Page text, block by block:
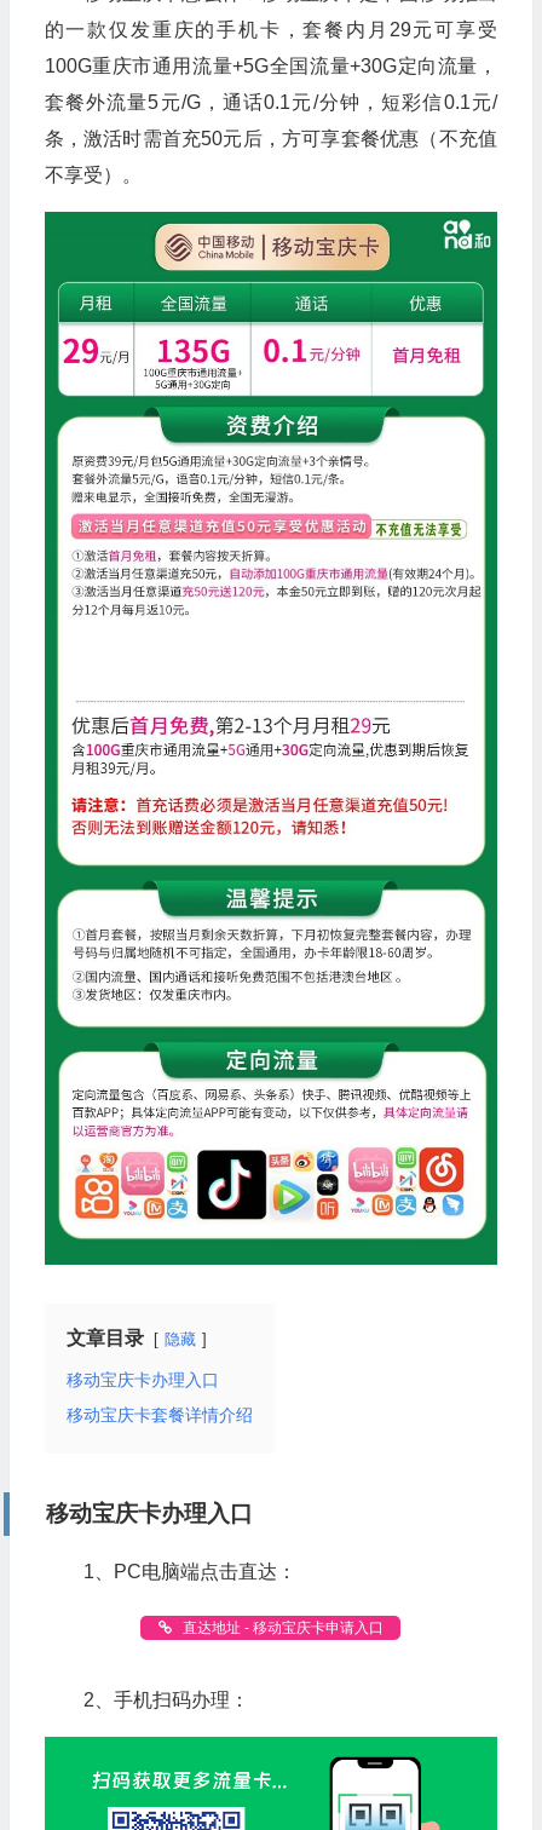
的一款仅发重庆的手机卡，套餐内月29元可享受
100G重庆市通用流量+5G全国流量+30G定向流量，
套餐外流量5元/G，通话0.1元/分钟，短彩信0.1元/
条，激活时需首充50元后，方可享套餐优惠（不充值
不享受）。
文章目录 隐藏
移动宝庆卡办理入口
移动宝庆卡套餐详情介绍
移动宝庆卡办理入口
1、PC电脑端点击直达：
直达地址 - 移动宝庆卡申请入口
2、手机扫码办理：